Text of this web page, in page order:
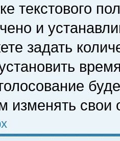
текстового
и
задать
изменять свои